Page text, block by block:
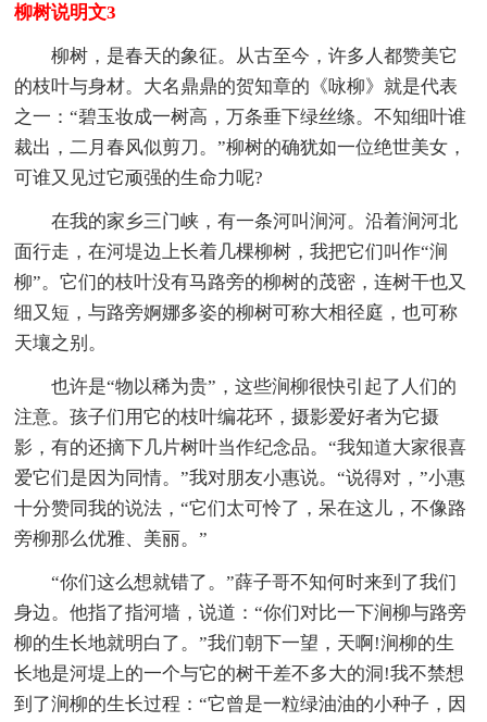
柳树说明文3
柳树，是春天的象征。从古至今，许多人都赞美它
的枝叶与身材。大名鼎鼎的贺知章的《咏柳》就是代表
之一：“碧玉妆成一树高，万条垂下绿丝绦。不知细叶谁
裁出，二月春风似剪刀。”柳树的确犹如一位绝世美女，
可谁又见过它顽强的生命力呢?
在我的家乡三门峡，有一条河叫涧河。沿着涧河北
面行走，在河堤边上长着几棵柳树，我把它们叫作“涧
柳”。它们的枝叶没有马路旁的柳树的茂密，连树干也又
细又短，与路旁婀娜多姿的柳树可称大相径庭，也可称
天壤之别。
也许是“物以稀为贵”，这些涧柳很快引起了人们的
注意。孩子们用它的枝叶编花环，摄影爱好者为它摄
影，有的还摘下几片树叶当作纪念品。“我知道大家很喜
爱它们是因为同情。”我对朋友小惠说。“说得对，”小惠
十分赞同我的说法，“它们太可怜了，呆在这儿，不像路
旁柳那么优雅、美丽。”
“你们这么想就错了。”薛子哥不知何时来到了我们
身边。他指了指河墙，说道：“你们对比一下涧柳与路旁
柳的生长地就明白了。”我们朝下一望，天啊!涧柳的生
长地是河堤上的一个与它的树干差不多大的洞!我不禁想
到了涧柳的生长过程：“它曾是一粒绿油油的小种子，因